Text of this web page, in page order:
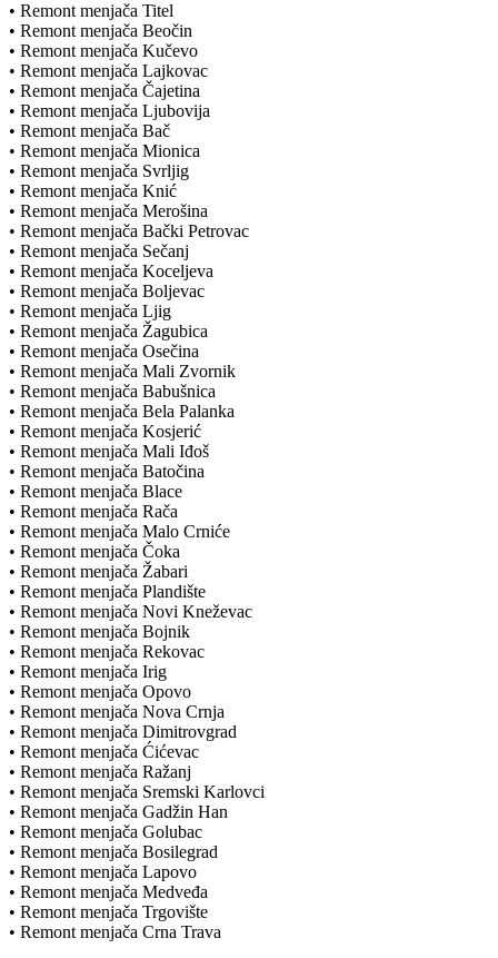
• Remont menjača Titel
• Remont menjača Beočin
• Remont menjača Kučevo
• Remont menjača Lajkovac
• Remont menjača Čajetina
• Remont menjača Ljubovija
• Remont menjača Bač
• Remont menjača Mionica
• Remont menjača Svrljig
• Remont menjača Knić
• Remont menjača Merošina
• Remont menjača Bački Petrovac
• Remont menjača Sečanj
• Remont menjača Koceljeva
• Remont menjača Boljevac
• Remont menjača Ljig
• Remont menjača Žagubica
• Remont menjača Osečina
• Remont menjača Mali Zvornik
• Remont menjača Babušnica
• Remont menjača Bela Palanka
• Remont menjača Kosjerić
• Remont menjača Mali Iđoš
• Remont menjača Batočina
• Remont menjača Blace
• Remont menjača Rača
• Remont menjača Malo Crniće
• Remont menjača Čoka
• Remont menjača Žabari
• Remont menjača Plandište
• Remont menjača Novi Kneževac
• Remont menjača Bojnik
• Remont menjača Rekovac
• Remont menjača Irig
• Remont menjača Opovo
• Remont menjača Nova Crnja
• Remont menjača Dimitrovgrad
• Remont menjača Ćićevac
• Remont menjača Ražanj
• Remont menjača Sremski Karlovci
• Remont menjača Gadžin Han
• Remont menjača Golubac
• Remont menjača Bosilegrad
• Remont menjača Lapovo
• Remont menjača Medveđa
• Remont menjača Trgovište
• Remont menjača Crna Trava